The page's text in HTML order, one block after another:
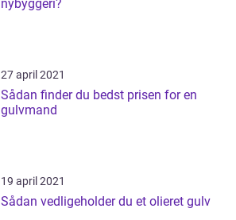
nybyggeri?
27 april 2021
Sådan finder du bedst prisen for en
gulvmand
19 april 2021
Sådan vedligeholder du et olieret gulv